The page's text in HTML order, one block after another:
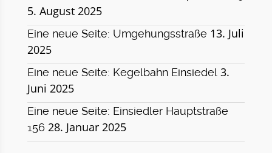
5. August 2025
Eine neue Seite: Umgehungsstraße 13. Juli
2025
Eine neue Seite: Kegelbahn Einsiedel 3.
Juni 2025
Eine neue Seite: Einsiedler Hauptstraße
156 28. Januar 2025